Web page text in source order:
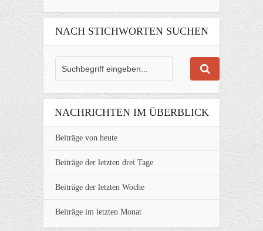
NACH STICHWORTEN SUCHEN
NACHRICHTEN IM ÜBERBLICK
Beiträge von heute
Beiträge der letzten drei Tage
Beiträge der letzten Woche
Beiträge im letzten Monat